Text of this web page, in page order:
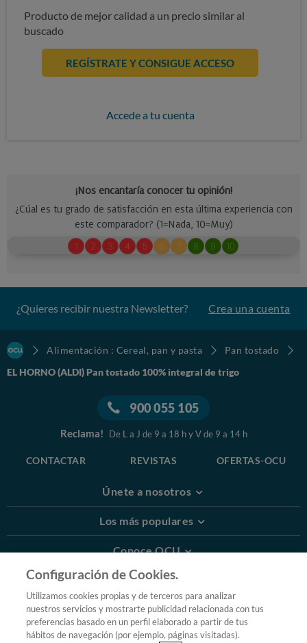
Producto de mejor calidad a un precio similar al
buscado
REGÍSTRATE Y CONSIGUE ACCESO
Accede a tu cuenta
¿Quieres recibir nuestra Newsletter? Crea una cuenta
Alimentación : Cereal, pan y pasta
Pan tostado
EL HORNO (ALDI) Pan tostado 100% integral de trigo
900 055 105
Reclama! De L a J de 9 a 18 h y V de 9 a 14 h
CONTACTAR REVISTAS OFERTAS-OCU
Únete a nosotros
Los más populares
Conoce OCU
Más Información
© 2026 OCU
Condiciones generales de contratación de OCU
Configuración de Cookies.
Utilizamos cookies propias y de terceros para analizar
nuestros servicios y mostrarte publicidad relacionada con tus
preferencias basado en un perfil elaborado a partir de tus
hábitos de navegación (por ejemplo, páginas visitadas).